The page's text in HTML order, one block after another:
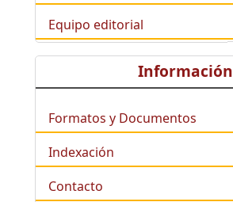
Equipo editorial
Información
Formatos y Documentos
Indexación
Contacto